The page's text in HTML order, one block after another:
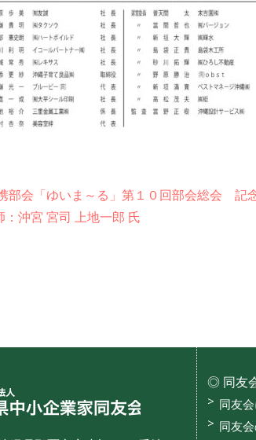
部会「ゆいま～る」第１０回部会総会 記
沖宮 宮司 上地一郎 氏
沖縄県中小企業家
同友
同友
同友